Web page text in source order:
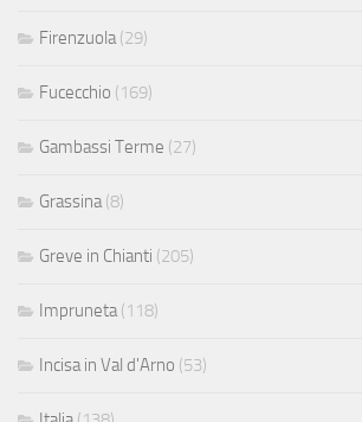
Firenzuola(29)
Fucecchio (169)
Gambassi Terme (27)
Grassina(8)
Greve in Chianti (205)
Impruneta(118)
Incisa in Val d'Arno (53)